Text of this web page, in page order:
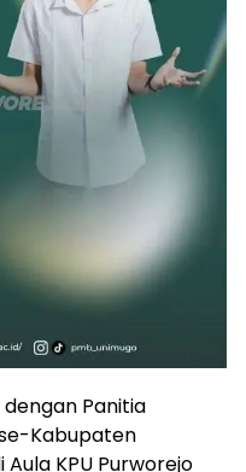
Panitia
Kabupaten
KPU Purworejo